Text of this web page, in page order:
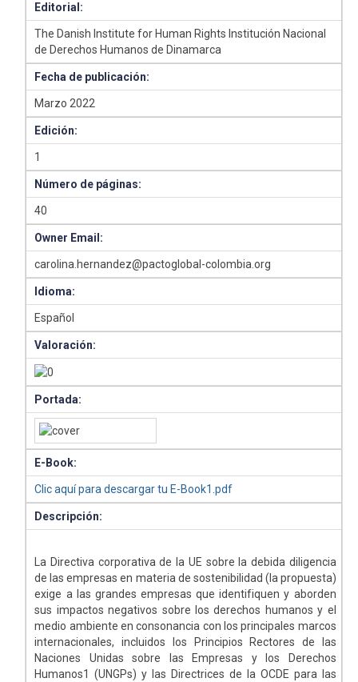
Editorial:
The Danish Institute for Human Rights Institución Nacional
de Derechos Humanos de Dinamarca
Fecha de publicación:
Marzo 2022
Edición:
1
Número de páginas:
40
Owner Email:
carolina.hernandez@pactoglobal-colombia.org
Idioma:
Español
Valoración:
Portada:
E-Book:
Clic aquí para descargar tu E-Book1.pdf
Descripción:
La Directiva corporativa de la UE sobre la debida diligencia
de las empresas en materia de sostenibilidad (la propuesta)
exige a las grandes empresas que identifiquen y aborden
sus impactos negativos sobre los derechos humanos y el
medio ambiente en consonancia con los principales marcos
internacionales, incluidos los Principios Rectores de las
Naciones Unidas sobre las Empresas y los Derechos
Humanos1 (UNGPs) y las Directrices de la OCDE para las